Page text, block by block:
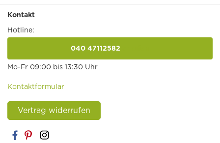
Kontakt
Hotline:
040 47112582
Mo-Fr 09:00 bis 13:30 Uhr
Kontaktformular
Vertrag widerrufen